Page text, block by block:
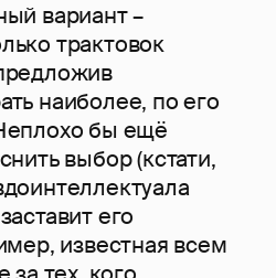
вариант –
трактовок
наиболее, по его
бы ещё
выбор (кстати,
его
известная всем